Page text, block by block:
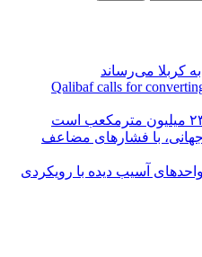
کربلا می‌رساند
Qalibaf calls for
جهانی، با فشارهای مضاعف
آسیب دیده با رویکردی